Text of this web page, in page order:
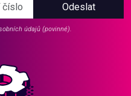
Odeslat
údajů (povinné).